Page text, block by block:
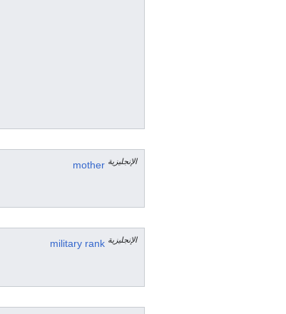
mother الإنجليزية
military rank الإنجليزية